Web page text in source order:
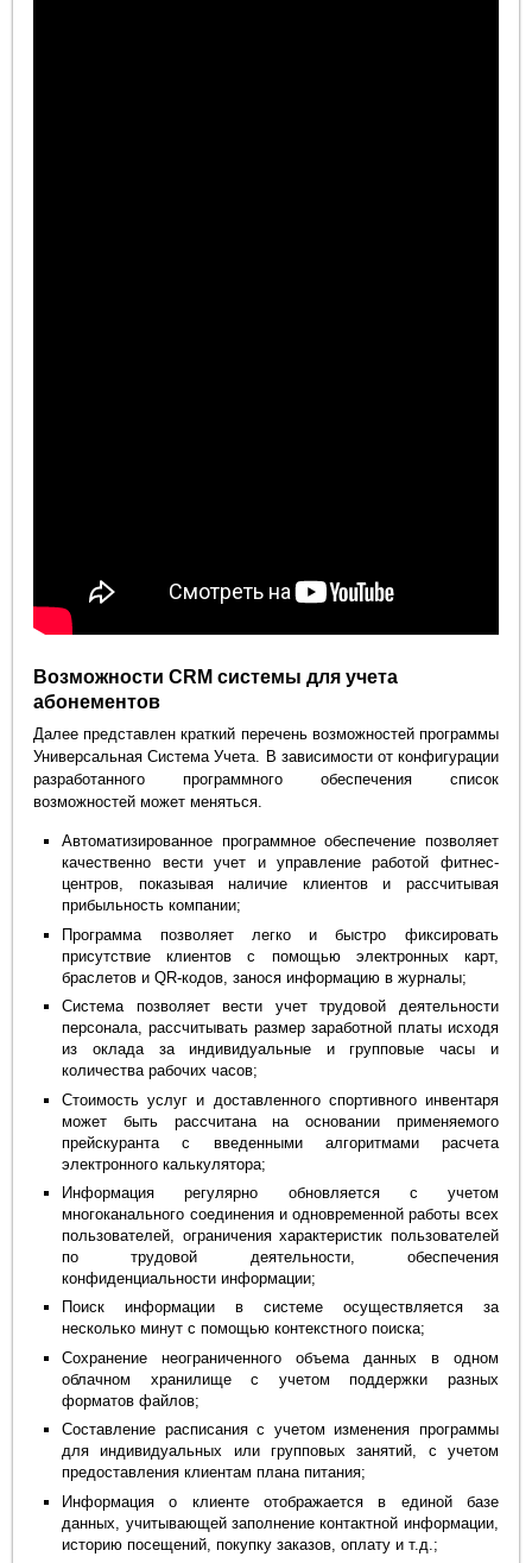
Возможности CRM системы для учета
абонементов
Далее представлен краткий перечень возможностей программы
Универсальная Система Учета. В зависимости от конфигурации
разработанного программного обеспечения список
возможностей может меняться.
Автоматизированное программное обеспечение позволяет
качественно вести учет и управление работой фитнес-
центров, показывая наличие клиентов и рассчитывая
прибыльность компании;
Программа позволяет легко и быстро фиксировать
присутствие клиентов с помощью электронных карт,
браслетов и QR-кодов, занося информацию в журналы;
Система позволяет вести учет трудовой деятельности
персонала, рассчитывать размер заработной платы исходя
из оклада за индивидуальные и групповые часы и
количества рабочих часов;
Стоимость услуг и доставленного спортивного инвентаря
может быть рассчитана на основании применяемого
прейскуранта с введенными алгоритмами расчета
электронного калькулятора;
Информация регулярно обновляется с учетом
многоканального соединения и одновременной работы всех
пользователей, ограничения характеристик пользователей
по трудовой деятельности, обеспечения
конфиденциальности информации;
Поиск информации в системе осуществляется за
несколько минут с помощью контекстного поиска;
Сохранение неограниченного объема данных в одном
облачном хранилище с учетом поддержки разных
форматов файлов;
Составление расписания с учетом изменения программы
для индивидуальных или групповых занятий, с учетом
предоставления клиентам плана питания;
Информация о клиенте отображается в единой базе
данных, учитывающей заполнение контактной информации,
историю посещений, покупку заказов, оплату и т.д.;